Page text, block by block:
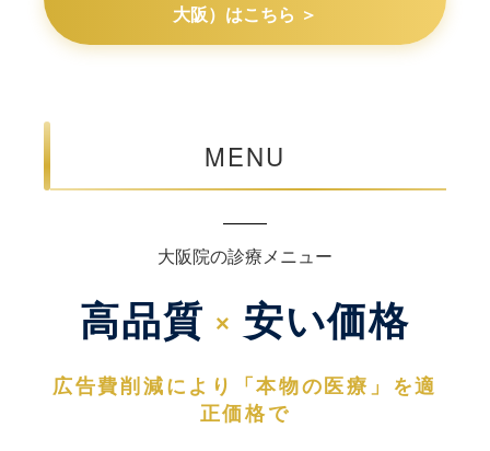
大阪）はこちら ＞
MENU
大阪院の診療メニュー
高品質 × 安い価格
広告費削減により「本物の医療」を適
正価格で